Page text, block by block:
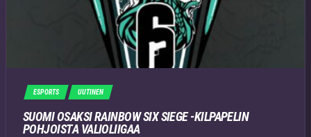
ESPORTS UUTINEN
SUOMI OSAKSI RAINBOW SIX SIEGE -KILPAPELIN
POHJOISTA VALIOLIIGAA